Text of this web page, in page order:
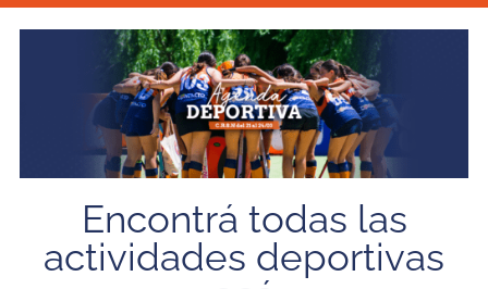
Encontrá todas las
actividades deportivas